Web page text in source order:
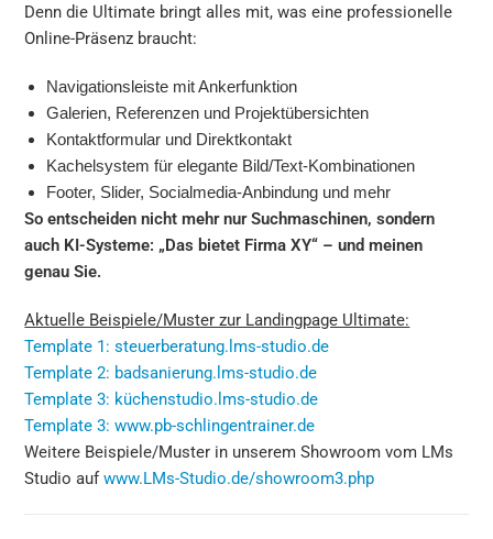
Denn die Ultimate bringt alles mit, was eine professionelle
Online-Präsenz braucht:
Navigationsleiste mit Ankerfunktion
Galerien, Referenzen und Projektübersichten
Kontaktformular und Direktkontakt
Kachelsystem für elegante Bild/Text-Kombinationen
Footer, Slider, Socialmedia-Anbindung und mehr
So entscheiden nicht mehr nur Suchmaschinen, sondern
auch KI-Systeme: „Das bietet Firma XY“ – und meinen
genau Sie.
Aktuelle Beispiele/Muster zur Landingpage Ultimate:
Template 1: steuerberatung.lms-studio.de
Template 2: badsanierung.lms-studio.de
Template 3: küchenstudio.lms-studio.de
Template 3: www.pb-schlingentrainer.de
Weitere Beispiele/Muster in unserem Showroom vom LMs
Studio aufwww.LMs-Studio.de/showroom3.php